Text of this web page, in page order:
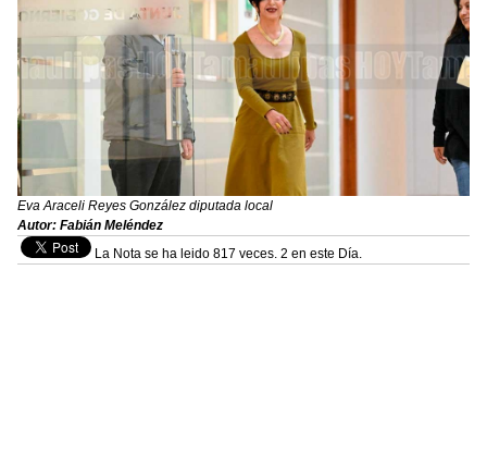
Eva Araceli Reyes González diputada local
Autor: Fabián Meléndez
La Nota se ha leido 817 veces. 2 en este Día.